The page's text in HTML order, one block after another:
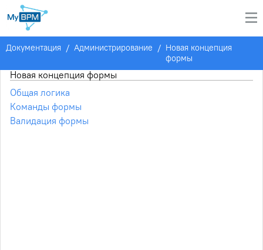
Документация / Администрирование / Новая концепция
формы
Новая концепция формы
Общая логика
Команды формы
Валидация формы